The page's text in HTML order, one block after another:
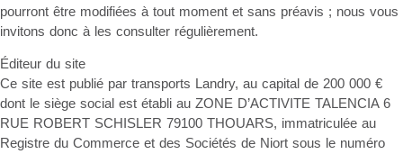
pourront être modifiées à tout moment et sans préavis ; nous vous
invitons donc à les consulter régulièrement.
Éditeur du site
Ce site est publié par transports Landry, au capital de 200 000 €
dont le siège social est établi au ZONE D’ACTIVITE TALENCIA 6
RUE ROBERT SCHISLER 79100 THOUARS, immatriculée au
Registre du Commerce et des Sociétés de Niort sous le numéro